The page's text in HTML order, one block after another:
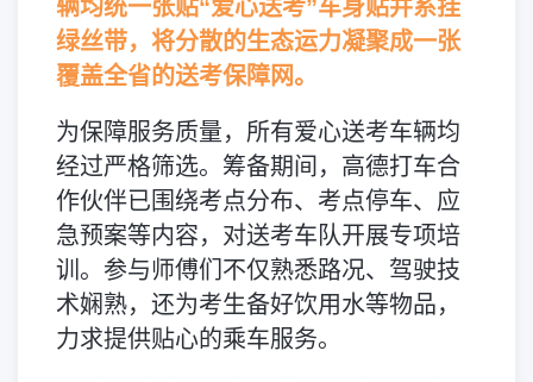
辆均统一张贴“爱心送考”车身贴并系挂
绿丝带，将分散的生态运力凝聚成一张
覆盖全省的送考保障网。
为保障服务质量，所有爱心送考车辆均
经过严格筛选。筹备期间，高德打车合
作伙伴已围绕考点分布、考点停车、应
急预案等内容，对送考车队开展专项培
训。参与师傅们不仅熟悉路况、驾驶技
术娴熟，还为考生备好饮用水等物品，
力求提供贴心的乘车服务。